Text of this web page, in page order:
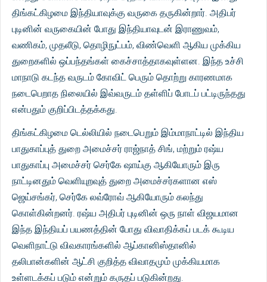
திங்கட்கிழமை இந்தியாவுக்கு வருகை தருகின்றார். அதிபர்
புடினின் வருகையின் போது இந்தியாவுடன் இராணுவம்,
வணிகம், முதலீடு, தொழிநுட்பம், விண்வெளி ஆகிய முக்கிய
துறைகளில் ஒப்பந்தங்கள் கைச்சாத்தாகவுள்ளன. இந்த உச்சி
மாநாடு கடந்த வருடம் கோவிட் பெரும் தொற்று காரணமாக
நடைபெறாத நிலையில் இவ்வருடம் தள்ளிப் போடப் பட்டிருந்தது
என்பதும் குறிப்பிடத்தக்கது.
திங்கட்கிழமை டெல்லியில் நடைபெறும் இம்மாநாட்டில் இந்திய
பாதுகாப்புத் துறை அமைச்சர் ராஜ்நாத் சிங், மற்றும் ரஷ்ய
பாதுகாப்பு அமைச்சர் செர்கே ஷாய்கு ஆகியோரும் இரு
நாட்டினதும் வெளியுறவுத் துறை அமைச்சர்களான எஸ்
ஜெய்சங்கர், செர்கே லவ்ரோவ் ஆகியோரும் கலந்து
கொள்கின்றனர். ரஷ்ய அதிபர் புடினின் ஒரு நாள் விஜயமான
இந்த இந்தியப் பயணத்தின் போது விவாதிக்கப் படக் கூடிய
வெளிநாட்டு விவகாரங்களில் ஆப்கானிஸ்தானில்
தலிபான்களின் ஆட்சி குறித்த விவாதமும் முக்கியமாக
உள்ளடக்கப் படும் என்றும் கருதப் படுகின்றது.